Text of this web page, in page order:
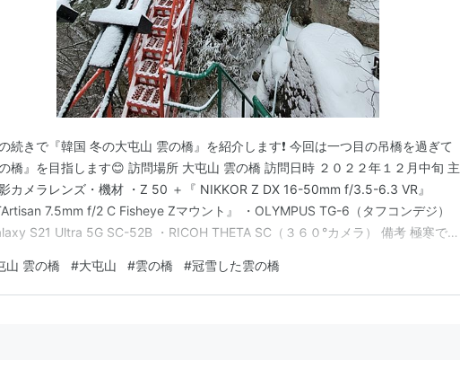
続きで『韓国 冬の大屯山 雲の橋』を紹介します❗ 今回は一つ目の吊橋を過ぎて
の橋』を目指します😊 訪問場所 大屯山 雲の橋 訪問日時 ２０２２年１２月中旬 主
カメラレンズ・機材 ・Z 50 ＋『 NIKKOR Z DX 16-50mm f/3.5-6.3 VR』
7.5mm f/2 C Fisheye Zマウント』 ・OLYMPUS TG-6（タフコンデジ）
S21 Ultra 5G SC-52B ・RICOH THETA SC（３６０°カメラ） 備考 極寒でそ
山 雲の橋 #大屯山 #雲の橋 #冠雪した雲の橋